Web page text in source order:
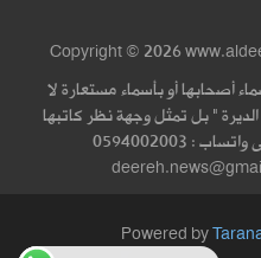
Copyright © 2026
أصحابها أو بأسماء مستعارة لا
" بل تمثل وجهة نظر كاتبها
0594002003
Powered by